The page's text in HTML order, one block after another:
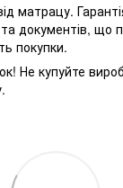
матрацу.
документів, що
покупки.
Не купуйте